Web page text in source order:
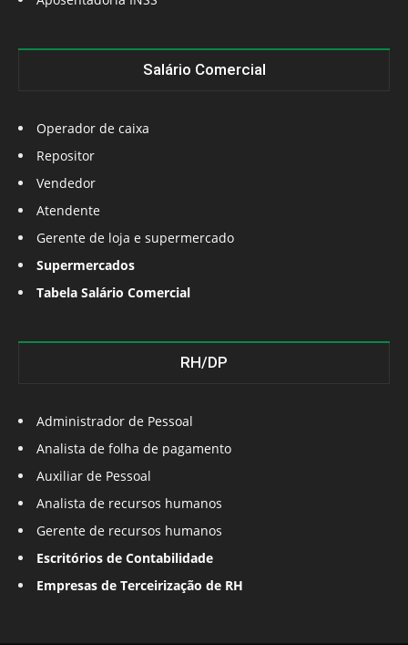
Salário Comercial
Operador de caixa
Repositor
Vendedor
Atendente
Gerente de loja e supermercado
Supermercados
Tabela Salário Comercial
RH/DP
Administrador de Pessoal
Analista de folha de pagamento
Auxiliar de Pessoal
Analista de recursos humanos
Gerente de recursos humanos
Escritórios de Contabilidade
Empresas de Terceirização de RH